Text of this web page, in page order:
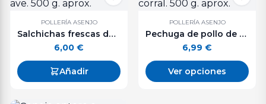
POLLERÍA ASENJO
Salchichas frescas de ave. 500 g. aprox.
6,00 €
Añadir
POLLERÍA ASENJO
Pechuga de pollo de corral. 500 g. aprox.
6,99 €
Ver opciones